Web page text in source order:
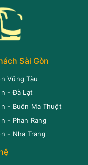
Xem vị trí
phòng Ninh Bình
Limousine 11 chỗ
Chọn mua
13:21(1 giờ 20 phút)
phòng Ninh Bình
Sài Gòn
Vũng Tàu
- Đà Lạt
- Buôn Ma Thuột
- Phan Rang
- Nha Trang